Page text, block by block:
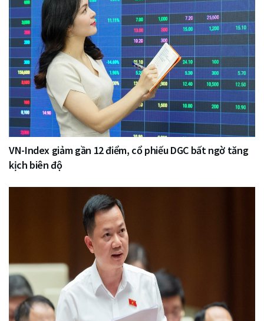
VN-Index giảm gần 12 điểm, cổ phiếu DGC bất ngờ tăng
kịch biên độ